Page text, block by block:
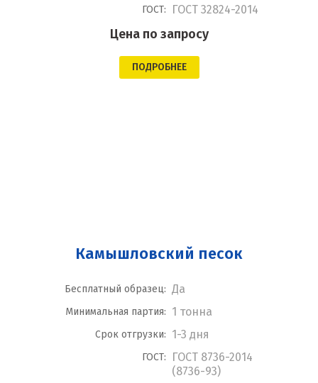
ГОСТ: ГОСТ 32824-2014
Цена по запросу
ПОДРОБНЕЕ
Камышловский песок
Бесплатный образец: Да
Минимальная партия: 1 тонна
Срок отгрузки: 1-3 дня
ГОСТ:
ГОСТ 8736-2014
(8736-93)